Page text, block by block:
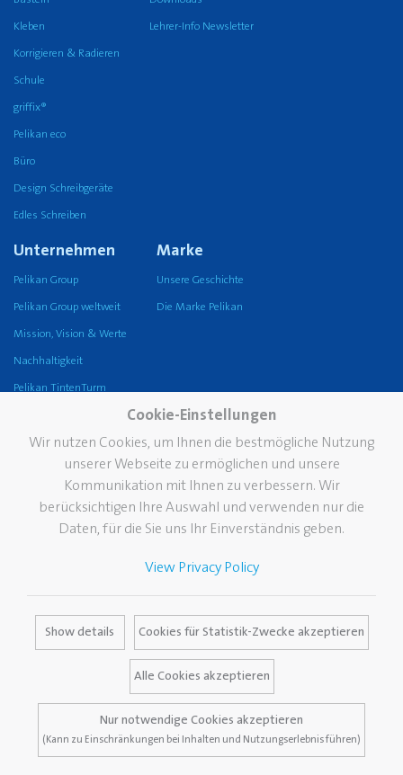
Kleben
Korrigieren & Radieren
Schule
griffix®
Pelikan eco
Büro
Design Schreibgeräte
Edles Schreiben
Lehrer-Info Newsletter
Unternehmen
Pelikan Group
Pelikan Group weltweit
Mission, Vision & Werte
Nachhaltigkeit
Pelikan TintenTurm
Marke
Unsere Geschichte
Die Marke Pelikan
Der Pelikan Fleckendoktor
Impressum
Datenschutz
Garantiebedingungen
Cookie-Einstellungen
Wir nutzen Cookies, um Ihnen die bestmögliche Nutzung
unserer Webseite zu ermöglichen und unsere
Kommunikation mit Ihnen zu verbessern. Wir
berücksichtigen Ihre Auswahl und verwenden nur die
Daten, für die Sie uns Ihr Einverständnis geben.
View Privacy Policy
Show details Cookies für Statistik-Zwecke akzeptieren
Alle Cookies akzeptieren
Nur notwendige Cookies akzeptieren
(Kann zu Einschränkungen bei Inhalten und Nutzungserlebnis führen)